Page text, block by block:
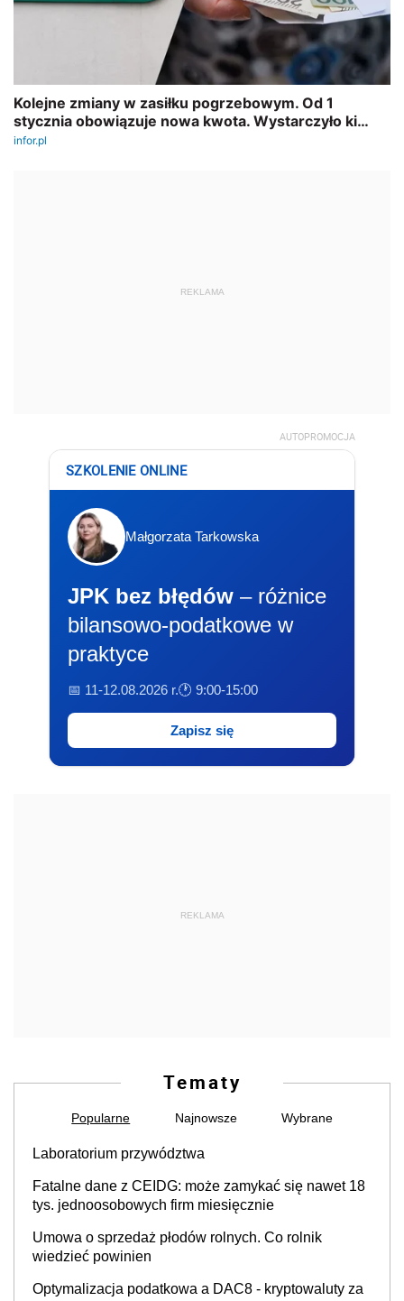
REKLAMA
AUTOPROMOCJA
SZKOLENIE ONLINE
Małgorzata Tarkowska
JPK bez błędów – różnice
bilansowo-podatkowe w
praktyce
📅 11-12.08.2026 r.🕐 9:00-15:00
Zapisz się
REKLAMA
Tematy
Popularne Najnowsze Wybrane
Laboratorium przywództwa
Fatalne dane z CEIDG: może zamykać się nawet 18
tys. jednoosobowych firm miesięcznie
Umowa o sprzedaż płodów rolnych. Co rolnik
wiedzieć powinien
Optymalizacja podatkowa a DAC8 - kryptowaluty za